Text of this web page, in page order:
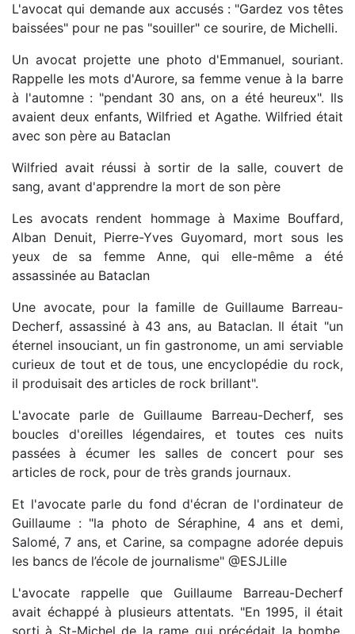
L'avocat qui demande aux accusés : "Gardez vos têtes
baissées" pour ne pas "souiller" ce sourire, de Michelli.
Un avocat projette une photo d'Emmanuel, souriant.
Rappelle les mots d'Aurore, sa femme venue à la barre
à l'automne : "pendant 30 ans, on a été heureux". Ils
avaient deux enfants, Wilfried et Agathe. Wilfried était
avec son père au Bataclan
Wilfried avait réussi à sortir de la salle, couvert de
sang, avant d'apprendre la mort de son père
Les avocats rendent hommage à Maxime Bouffard,
Alban Denuit, Pierre-Yves Guyomard, mort sous les
yeux de sa femme Anne, qui elle-même a été
assassinée au Bataclan
Une avocate, pour la famille de Guillaume Barreau-
Decherf, assassiné à 43 ans, au Bataclan. Il était "un
éternel insouciant, un fin gastronome, un ami serviable
curieux de tout et de tous, une encyclopédie du rock,
il produisait des articles de rock brillant".
L'avocate parle de Guillaume Barreau-Decherf, ses
boucles d'oreilles légendaires, et toutes ces nuits
passées à écumer les salles de concert pour ses
articles de rock, pour de très grands journaux.
Et l'avocate parle du fond d'écran de l'ordinateur de
Guillaume : "la photo de Séraphine, 4 ans et demi,
Salomé, 7 ans, et Carine, sa compagne adorée depuis
les bancs de l’école de journalisme" @ESJLille
L'avocate rappelle que Guillaume Barreau-Decherf
avait échappé à plusieurs attentats. "En 1995, il était